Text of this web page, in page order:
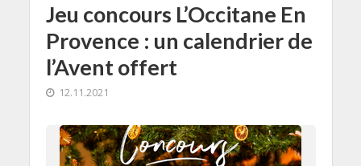
Jeu concours L’Occitane En
Provence : un calendrier de
l’Avent offert
12.11.2021